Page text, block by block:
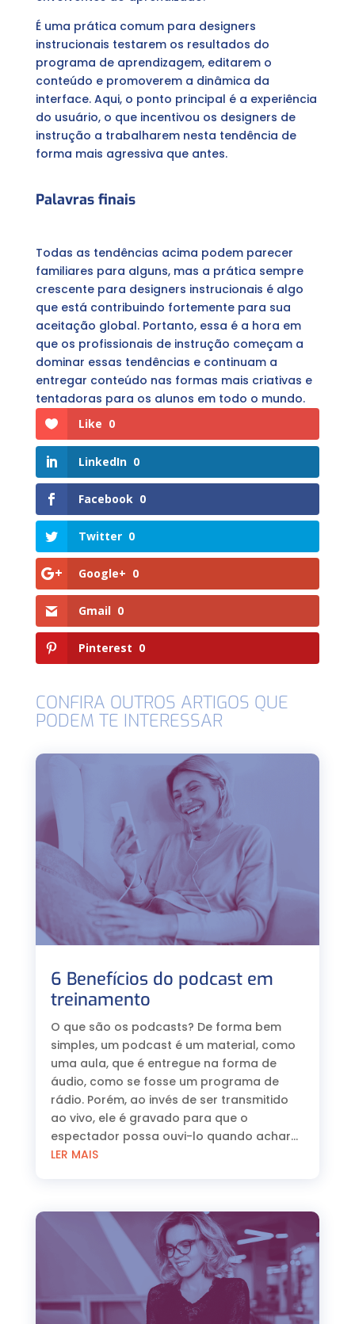
É uma prática comum para designers
instrucionais testarem os resultados do
programa de aprendizagem, editarem o
conteúdo e promoverem a dinâmica da
interface. Aqui, o ponto principal é a experiência
do usuário, o que incentivou os designers de
instrução a trabalharem nesta tendência de
forma mais agressiva que antes.
Palavras finais
Todas as tendências acima podem parecer
familiares para alguns, mas a prática sempre
crescente para designers instrucionais é algo
que está contribuindo fortemente para sua
aceitação global. Portanto, essa é a hora em
que os profissionais de instrução começam a
dominar essas tendências e continuam a
entregar conteúdo nas formas mais criativas e
tentadoras para os alunos em todo o mundo.
Like 0
LinkedIn 0
Facebook 0
Twitter 0
Google+ 0
Gmail 0
Pinterest 0
CONFIRA OUTROS ARTIGOS QUE
PODEM TE INTERESSAR
6 Benefícios do podcast em
treinamento
O que são os podcasts? De forma bem
simples, um podcast é um material, como
uma aula, que é entregue na forma de
áudio, como se fosse um programa de
rádio. Porém, ao invés de ser transmitido
ao vivo, ele é gravado para que o
espectador possa ouvi-lo quando achar...
LER MAIS